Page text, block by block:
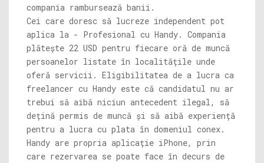
compania rambursează banii.
Cei care doresc să lucreze independent pot
aplica la - Profesional cu Handy. Compania
plătește 22 USD pentru fiecare oră de muncă
persoanelor listate în localitățile unde
oferă servicii. Eligibilitatea de a lucra ca
freelancer cu Handy este că candidatul nu ar
trebui să aibă niciun antecedent ilegal, să
dețină permis de muncă și să aibă experiență
pentru a lucra cu plata în domeniul conex.
Handy are propria aplicație iPhone, prin
care rezervarea se poate face în decurs de